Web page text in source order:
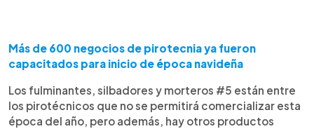
Más de 600 negocios de pirotecnia ya fueron
capacitados para inicio de época navideña
Los fulminantes, silbadores y morteros #5 están entre
los pirotécnicos que no se permitirá comercializar esta
época del año, pero además, hay otros productos